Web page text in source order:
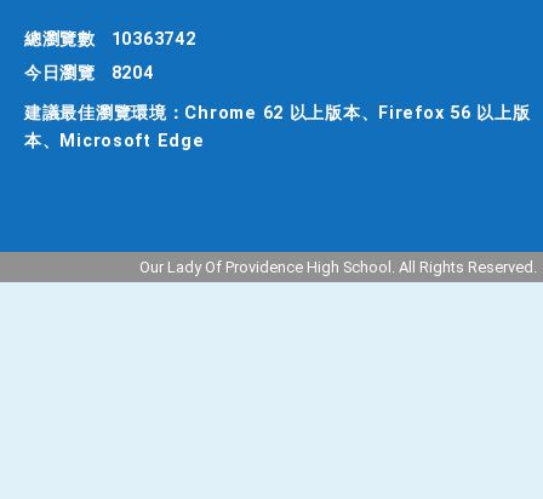
總瀏覽數
10363742
今日瀏覽
8204
建議最佳瀏覽環境：Chrome 62 以上版本、Firefox 56 以上版
本、Microsoft Edge
Our Lady Of Providence High School. All Rights Reserved.